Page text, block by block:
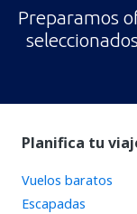
Preparamos
Planifica tu
Vuelos baratos
Escapadas